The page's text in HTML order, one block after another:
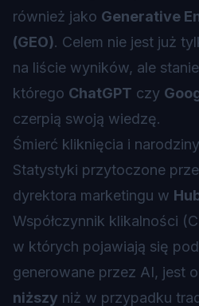
również jako Generative
(GEO). Celem nie jest już
na liście wyników, ale
którego ChatGPT czy
czerpią swoją wiedzę.
Śmierć kliknięcia i
Statystyki przytoczone
dyrektora marketingu w
Współczynnik klikalności
w których pojawiają się
generowane przez AI, jest o
niższy niż w przypadku